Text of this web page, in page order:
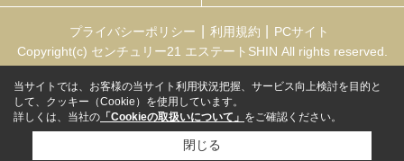
プライバシーポリシー 利用規約
PCサイト
Copyright(c) センチュリー21 エステートSHIN All rights reserved.
当サイトでは、お客様の当サイト利用状況把握、サービス向上検討を目的と
して、クッキー（Cookie）を使用しています。
詳しくは、当社の 「Cookieの取扱いについて」 をご確認ください。
閉じる